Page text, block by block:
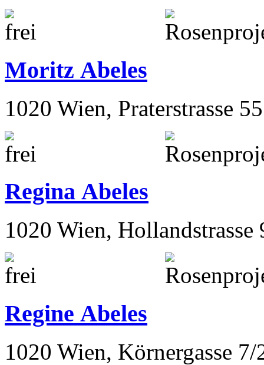
Moritz Abeles
1020 Wien, Praterstrasse 55
Regina Abeles
1020 Wien, Hollandstrasse
Regine Abeles
1020 Wien, Körnergasse 7/